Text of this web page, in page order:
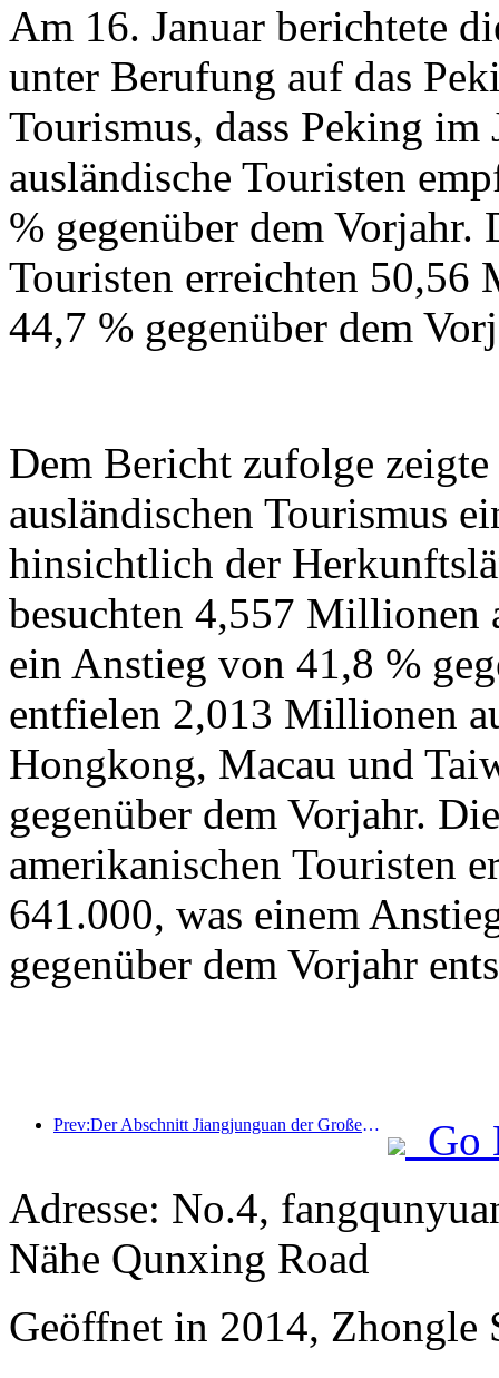
Am 16. Januar berichtete
unter Berufung auf das
Tourismus, dass Peking
ausländische Touristen
% gegenüber dem Vorjahr.
Touristen erreichten 50,56
44,7 % gegenüber dem
Dem Bericht zufolge
ausländischen Tourismus
hinsichtlich der
besuchten 4,557 Millionen
ein Anstieg von 41,8 %
entfielen 2,013 Millionen
Hongkong, Macau und
gegenüber dem Vorjahr.
amerikanischen Touristen
641.000, was einem
gegenüber dem Vorjahr
Prev:Der Abschnitt Jiangjunguan der Großen Mauer im Bezirk Pinggu in Peking soll voraussichtlich bereits Ende 2026 für die Öffentlichkeit zugänglich gemacht werden.
Go
Adresse: No.4,
Nähe Qunxing Road
Geöffnet in 2014,